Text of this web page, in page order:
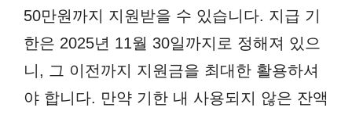
50만원까지 지원받을 수 있습니다. 지급 기
한은 2025년 11월 30일까지로 정해져 있으
니, 그 이전까지 지원금을 최대한 활용하셔
야 합니다. 만약 기한 내 사용되지 않은 잔액